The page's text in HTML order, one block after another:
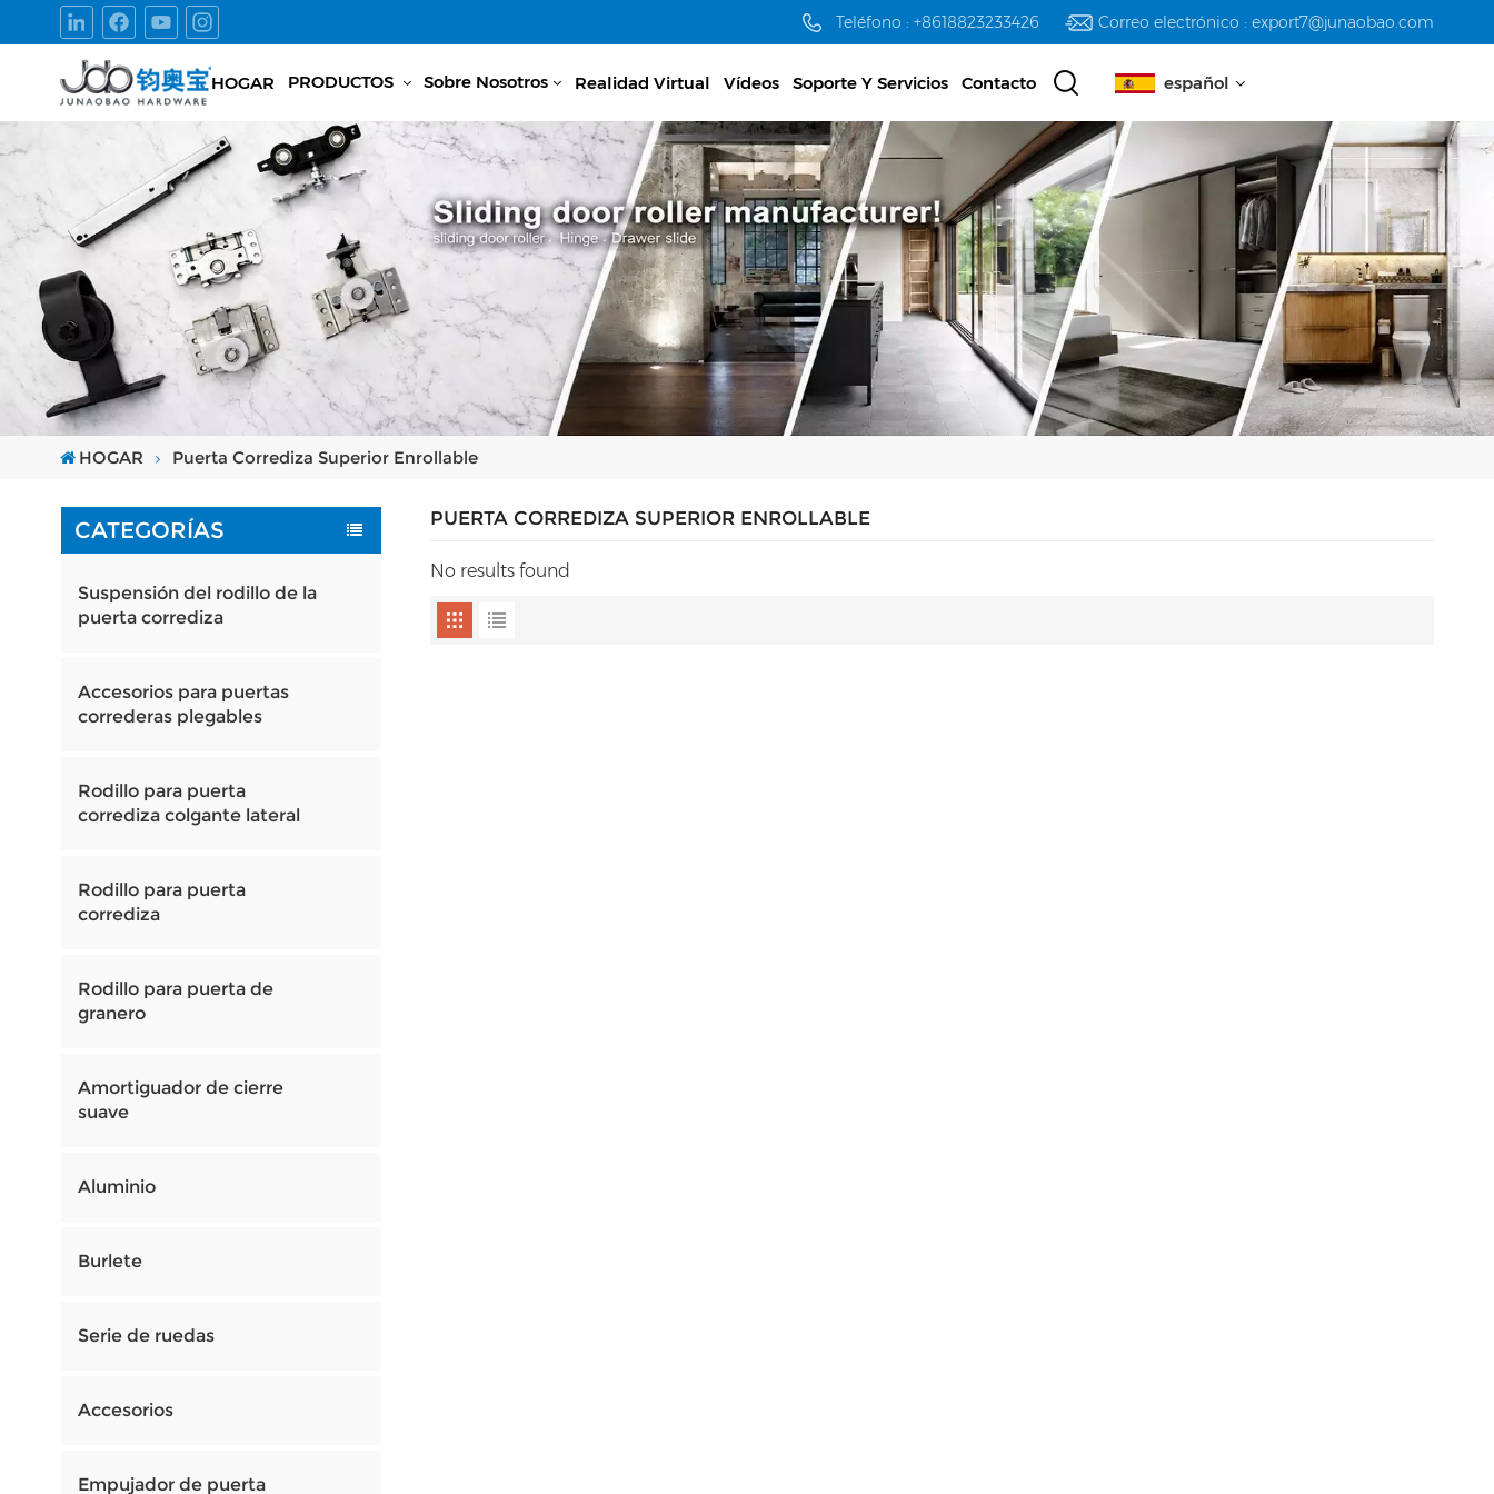
Teléfono : +8618823233426 Correo electrónico : export7@junaobao.com
HOGAR PRODUCTOS Sobre Nosotros Realidad Virtual Vídeos Soporte Y Servicios Contacto español
English
español
العربية
HOGAR Puerta Corrediza Superior Enrollable
CATEGORÍAS
Suspensión del rodillo de la
puerta corrediza
Accesorios para puertas
correderas plegables
Rodillo para puerta
corrediza colgante lateral
Rodillo para puerta
corrediza
Rodillo para puerta de
granero
Amortiguador de cierre
suave
Aluminio
Burlete
Serie de ruedas
Accesorios
Empujador de puerta
PUERTA CORREDIZA SUPERIOR ENROLLABLE
No results found